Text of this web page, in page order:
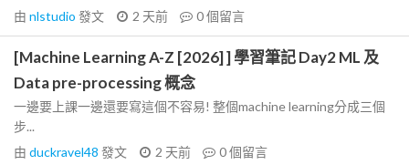
由 nlstudio 發文 2 天前 0個留言
[Machine Learning A-Z [2026] ] 學習筆記 Day2 ML 及
Data pre-processing 概念
一邊要上課一邊還要寫這個不容易! 整個machine learning分成三個
步...
由 duckravel48 發文 2 天前 0個留言